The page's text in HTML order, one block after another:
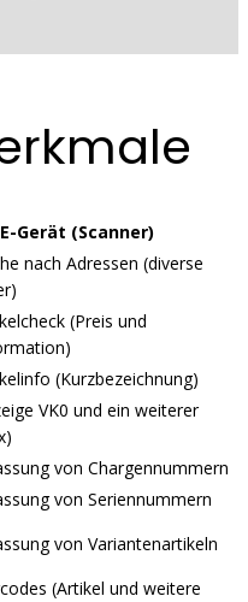
Gerät (Scanner)
nach Adressen (diverse
(Preis und
(Kurzbezeichnung)
VK0 und ein weiterer
von Chargennummern
von Seriennummern
von Variantenartikeln
(Artikel und weitere